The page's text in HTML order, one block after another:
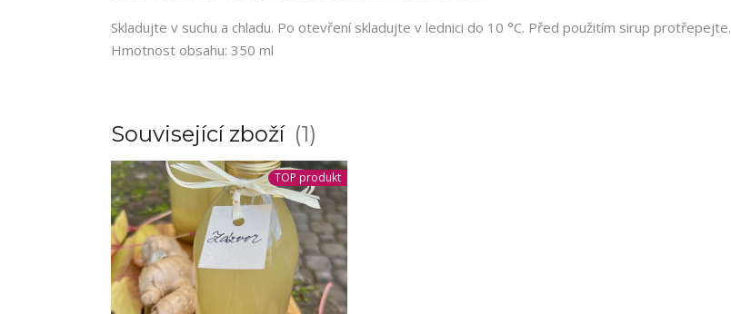
Skladujte v suchu a chladu. Po otevření skladujte v lednici do 10 °C. Před použitím sirup protřepejte.
Hmotnost obsahu: 350 ml
Související zboží 1
TOP produkt